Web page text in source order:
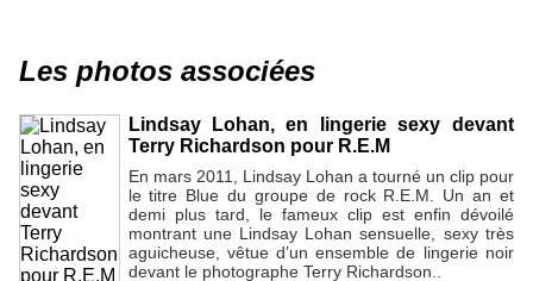
Les photos associées
Lindsay Lohan, en lingerie sexy devant
Terry Richardson pour R.E.M
En mars 2011, Lindsay Lohan a tourné un clip pour
le titre Blue du groupe de rock R.E.M. Un an et
demi plus tard, le fameux clip est enfin dévoilé
montrant une Lindsay Lohan sensuelle, sexy très
aguicheuse, vêtue d’un ensemble de lingerie noir
devant le photographe Terry Richardson..